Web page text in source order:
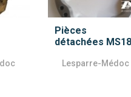
Pièces
détachées MS18
Lesparre-Médoc